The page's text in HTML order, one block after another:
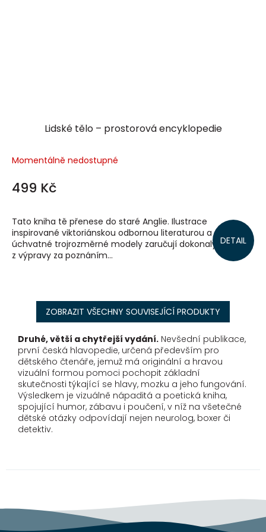
Lidské tělo – prostorová encyklopedie
Momentálně nedostupné
499 Kč
DETAIL
Tato kniha tě přenese do staré Anglie. Ilustrace
inspirované viktoriánskou odbornou literaturou a
úchvatné trojrozměrné modely zaručují dokonalý požitek
z výpravy za poznáním...
ZOBRAZIT VŠECHNY SOUVISEJÍCÍ PRODUKTY
Druhé, větší a chytřejší vydání. Nevšední publikace,
první česká hlavopedie, určená především pro
dětského čtenáře, jemuž má originální a hravou
vizuální formou pomoci pochopit základní
skutečnosti týkající se hlavy, mozku a jeho fungování.
Výsledkem je vizuálně nápaditá a poetická kniha,
spojující humor, zábavu i poučení, v níž na všetečné
dětské otázky odpovídají nejen neurolog, boxer či
detektiv.